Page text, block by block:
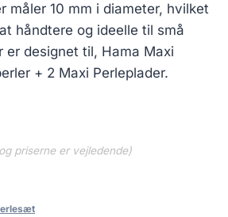
måler 10 mm i diameter, hvilket
håndtere og ideelle til små
er designet til, Hama Maxi
+ 2 Maxi Perleplader.
priserne er vejledende)